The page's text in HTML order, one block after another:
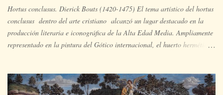
Hortus conclusus. Dierick Bouts (1420-1475) El tema artístico del hortus
conclusus dentro del arte cristiano alcanzó un lugar destacado en la
producción literaria e iconográfica de la Alta Edad Media. Ampliamente
representado en la pintura del Gótico internacional, el huerto hermético
también otras imágenes simbólicas de la plenitud de María y extraídas
del Antiguo Testamento, tales como la zarza que arde pero no se